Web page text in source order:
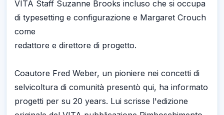
VITA Staff Suzanne Brooks incluso che si occupa
di typesetting e configurazione e Margaret Crouch
come
redattore e direttore di progetto.
Coautore Fred Weber, un pioniere nei concetti di
selvicoltura di comunità presentò qui, ha informato
progetti per su 20 years. Lui scrisse l'edizione